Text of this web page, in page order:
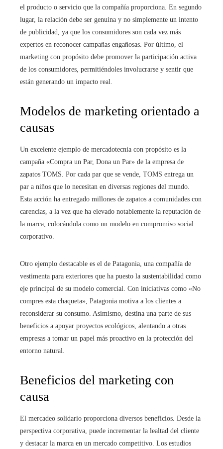
el producto o servicio que la compañía proporciona. En segundo
lugar, la relación debe ser genuina y no simplemente un intento
de publicidad, ya que los consumidores son cada vez más
expertos en reconocer campañas engañosas. Por último, el
marketing con propósito debe promover la participación activa
de los consumidores, permitiéndoles involucrarse y sentir que
están generando un impacto real.
Modelos de marketing orientado a
causas
Un excelente ejemplo de mercadotecnia con propósito es la
campaña «Compra un Par, Dona un Par» de la empresa de
zapatos TOMS. Por cada par que se vende, TOMS entrega un
par a niños que lo necesitan en diversas regiones del mundo.
Esta acción ha entregado millones de zapatos a comunidades con
carencias, a la vez que ha elevado notablemente la reputación de
la marca, colocándola como un modelo en compromiso social
corporativo.
Otro ejemplo destacable es el de Patagonia, una compañía de
vestimenta para exteriores que ha puesto la sustentabilidad como
eje principal de su modelo comercial. Con iniciativas como «No
compres esta chaqueta», Patagonia motiva a los clientes a
reconsiderar su consumo. Asimismo, destina una parte de sus
beneficios a apoyar proyectos ecológicos, alentando a otras
empresas a tomar un papel más proactivo en la protección del
entorno natural.
Beneficios del marketing con
causa
El mercadeo solidario proporciona diversos beneficios. Desde la
perspectiva corporativa, puede incrementar la lealtad del cliente
y destacar la marca en un mercado competitivo. Los estudios